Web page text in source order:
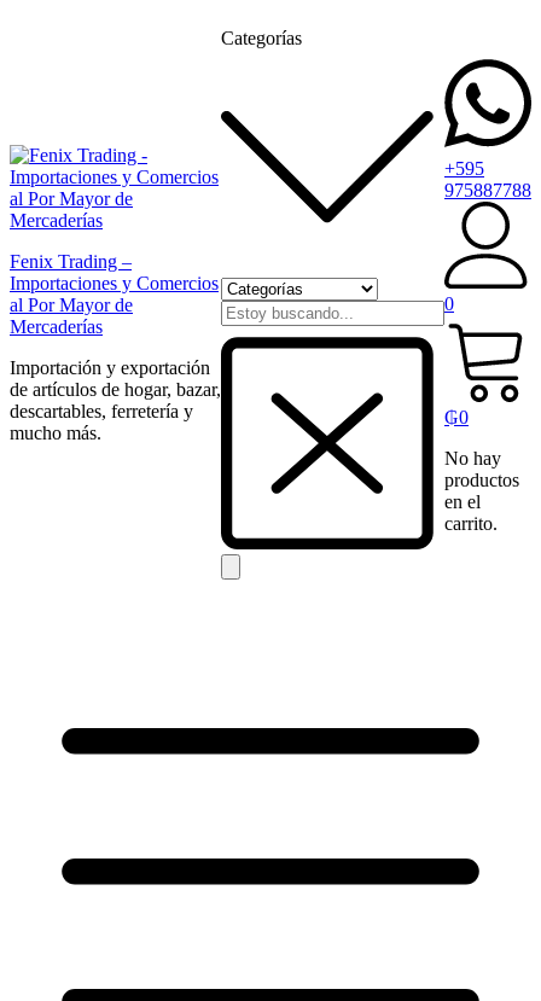
Fenix Trading –
Importaciones y Comercios
al Por Mayor de
Mercaderías
Importación y exportación
de artículos de hogar, bazar,
descartables, ferretería y
mucho más.
Categorías
+595
975887788
0
₲0
No hay
productos
en el
carrito.